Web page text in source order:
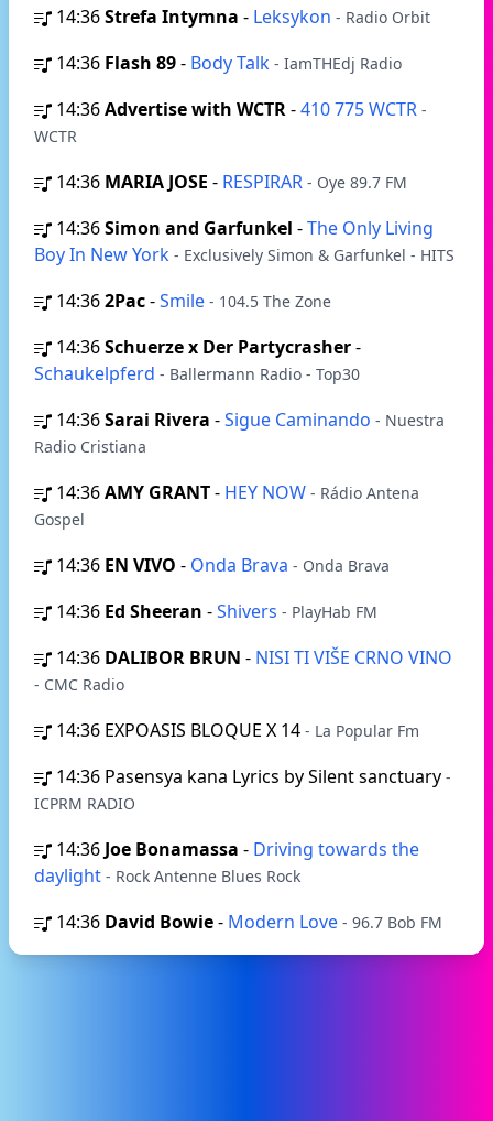
14:36Strefa Intymna - Leksykon - Radio Orbit
14:36 Flash 89- Body Talk - IamTHEdj Radio
14:36Advertise with WCTR-410 775 WCTR -
WCTR
14:36 MARIA JOSE - RESPIRAR - Oye 89.7 FM
14:36Simon and Garfunkel -The Only Living
Boy In New York - Exclusively Simon & Garfunkel - HITS
14:362Pac-Smile - 104.5 The Zone
14:36Schuerze x Der Partycrasher-
Schaukelpferd - Ballermann Radio - Top30
14:36Sarai Rivera -Sigue Caminando - Nuestra
Radio Cristiana
14:36AMY GRANT- HEY NOW - Rádio Antena
Gospel
14:36 EN VIVO - Onda Brava - Onda Brava
14:36 Ed Sheeran -Shivers - PlayHab FM
14:36 DALIBOR BRUN - NISI TI VIŠE CRNO VINO
- CMC Radio
14:36 EXPOASIS BLOQUE X 14 - La Popular Fm
14:36 Pasensya kana Lyrics by Silent sanctuary -
ICPRM RADIO
14:36 Joe Bonamassa - Driving towards the
daylight - Rock Antenne Blues Rock
14:36 David Bowie- Modern Love - 96.7 Bob FM